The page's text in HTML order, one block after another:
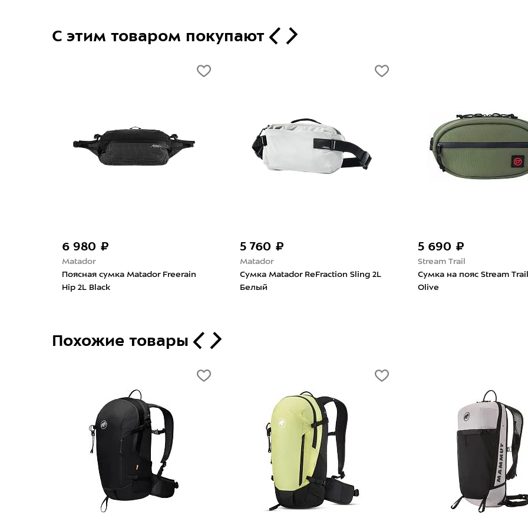
С этим товаром покупают
3 300 ₽ 6 600 ₽
Germostar
Поясная гермосумка Germostar
2л Black
5 760 ₽
Matador
Сумка Matador ReFraction Sling 2L
Голубой
3 300 ₽ 6 600 ₽
Germostar
Поясная гермосумка
2л Red
Похожие товары